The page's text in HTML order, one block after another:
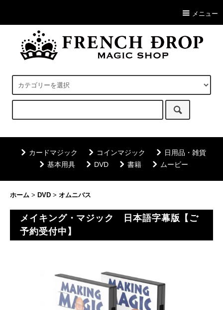
メニュー
カードマジック コインマジック
日用品・雑貨
基本用具
DVD 書籍 ムービー
ホーム > DVD > オムニバス
メイキング・マジック 日本語字幕版【ご
予約受付中】